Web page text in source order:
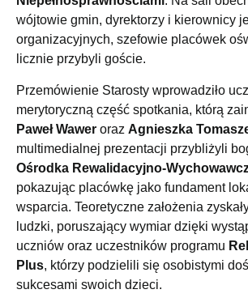
wójtowie gmin, dyrektorzy i kierownicy
organizacyjnych, szefowie placówek
licznie przybyli goście.
Przemówienie Starosty wprowadziło
merytoryczną część spotkania, którą
Paweł Wawer oraz Agnieszka
multimedialnej prezentacji przybliżyli
Ośrodka Rewalidacyjno-
pokazując placówkę jako fundament
wsparcia. Teoretyczne założenia
ludzki, poruszający wymiar dzięki
uczniów oraz uczestników programu
Plus, którzy podzielili się osobistymi
sukcesami swoich dzieci.